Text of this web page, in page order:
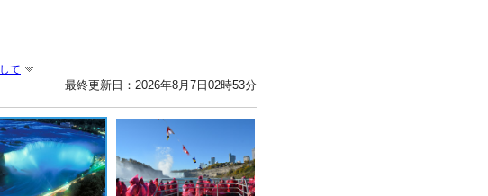
て
最終更新日：2026年8月7日02時53分